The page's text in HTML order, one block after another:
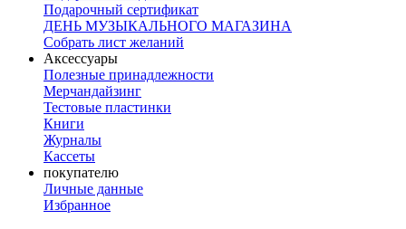
Подарочный сертификат
ДЕНЬ МУЗЫКАЛЬНОГО МАГАЗИНА
Собрать лист желаний
Аксессуары
Полезные принадлежности
Мерчандайзинг
Тестовые пластинки
Книги
Журналы
Кассеты
покупателю
Личные данные
Избранное